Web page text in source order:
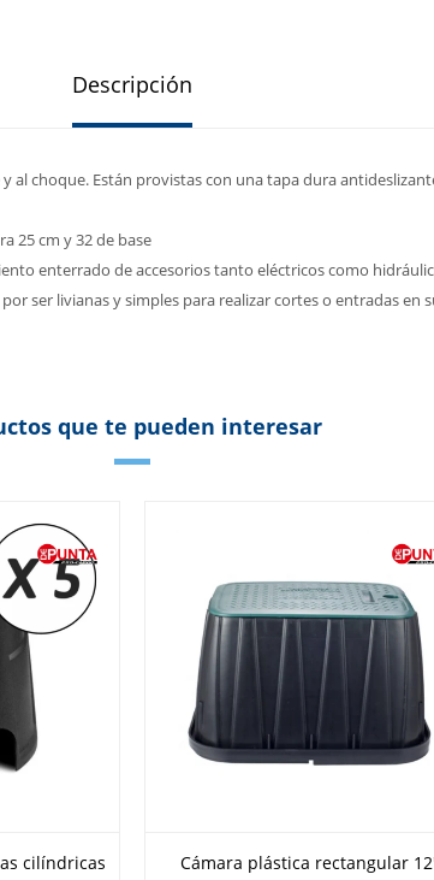
Descripción
al choque. Están provistas con una tapa dura
25 cm y 32 de base
enterrado de accesorios tanto eléctricos como
ser livianas y simples para realizar cortes o entradas en
que te pueden interesar
cilíndricas
Cámara plástica rectangular